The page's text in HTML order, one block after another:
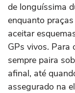
de longuíssima
enquanto
aceitar
GPs vivos. Para
sempre paira
afinal, até
assegurado na